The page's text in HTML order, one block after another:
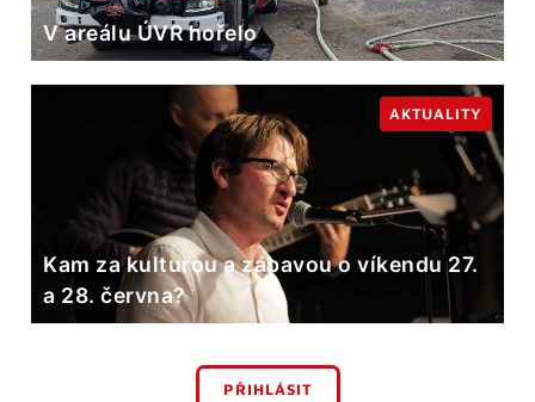
V areálu ÚVR hořelo
Kam za kulturou a zábavou o víkendu 27.
a 28. června?
AKTUALITY
PŘIHLÁSIT